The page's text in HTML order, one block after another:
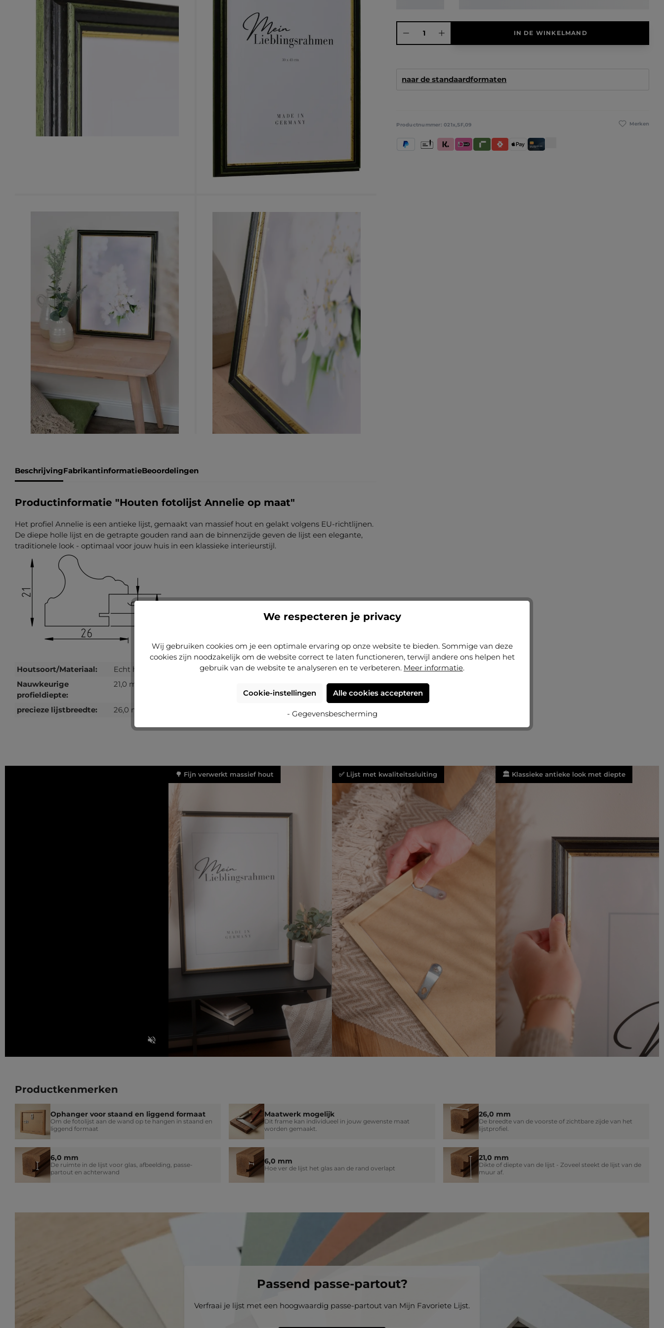
BeschrijvingFabrikantinformatieBeoordelingen
Productinformatie "Houten fotolijst Annelie op maat"
Het profiel Annelie is een antieke lijst, gemaakt van massief hout en gelakt volgens EU-richtlijnen.
De diepe holle lijst en de getrapte gouden rand aan de binnenzijde geven de lijst een elegante,
traditionele look - optimaal voor jouw huis in een klassieke interieurstijl.
Houtsoort/Materiaal:
Echt hout
Nauwkeurige
profieldiepte:
21,0 mm
precieze lijstbreedte: 26,0 mm
IN DE WINKELMAND
naar de standaardformaten
Merken
Productnummer:021x,SF,09
PayPal Klarna (Achteraf betalen / In delen betalen / Direct betalen)
iDeal IN3
RivertySatispayApple PayCreditcard / Betaalpas
Vooruitbetaling
🌳 Fijn verwerkt massief hout ✅ Lijst met kwaliteitssluiting 🏛️ Klassieke antieke look met diepte
Productkenmerken
Ophanger voor staand en liggend formaat
Om de fotolijst aan de wand op te hangen in staand en
liggend formaat
Maatwerk mogelijk
Dit frame kan individueel in jouw gewenste maat
worden gemaakt.
26,0 mm
De breedte van de voorste of zichtbare zijde van het
lijstprofiel.
6,0 mm
De ruimte in de lijst voor glas, afbeelding, passe-
partout en achterwand
6,0 mm
Hoe ver de lijst het glas aan de rand overlapt
21,0 mm
Dikte of diepte van de lijst - Zoveel steekt de lijst van de
muur af.
Passend passe-partout?
Verfraai je lijst met een hoogwaardig passe-partout van Mijn Favoriete Lijst.
We respecteren je privacy
Wij gebruiken cookies om je een optimale ervaring op onze website te bieden. Sommige van deze
cookies zijn noodzakelijk om de website correct te laten functioneren, terwijl andere ons helpen het
gebruik van de website te analyseren en te verbeteren. Meer informatie.
Cookie-instellingen Alle cookies accepteren
- Gegevensbescherming